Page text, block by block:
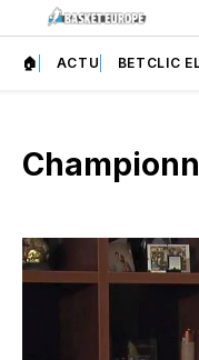
🏠 ACTU BETCLIC